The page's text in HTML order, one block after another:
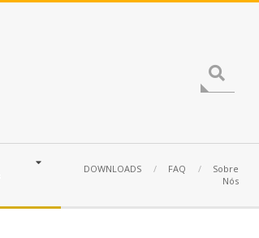
DOWNLOADS FAQ
Sobre
Nós